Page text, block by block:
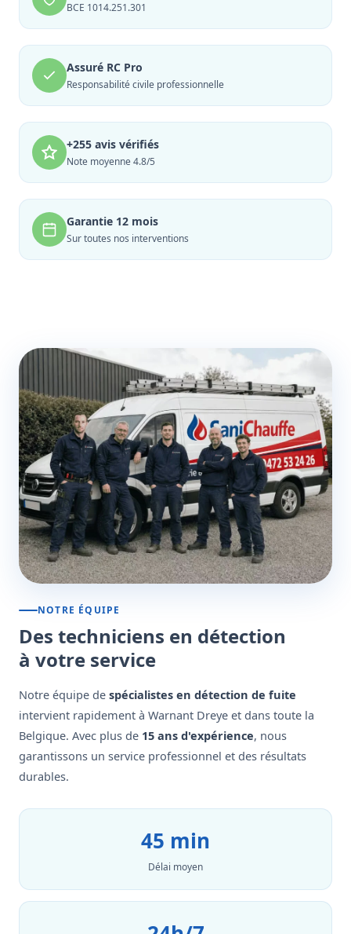
BCE 1014.251.301
Assuré RC Pro
Responsabilité civile professionnelle
+255 avis vérifiés
Note moyenne 4.8/5
Garantie 12 mois
Sur toutes nos interventions
NOTRE ÉQUIPE
Des techniciens en détection
à votre service
Notre équipe de spécialistes en détection de fuite
intervient rapidement à Warnant Dreye et dans toute la
Belgique. Avec plus de 15 ans d'expérience, nous
garantissons un service professionnel et des résultats
durables.
45 min
Délai moyen